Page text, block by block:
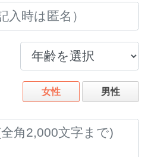
女性 男性